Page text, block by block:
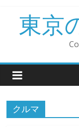
へ
プ
東京
クルマ